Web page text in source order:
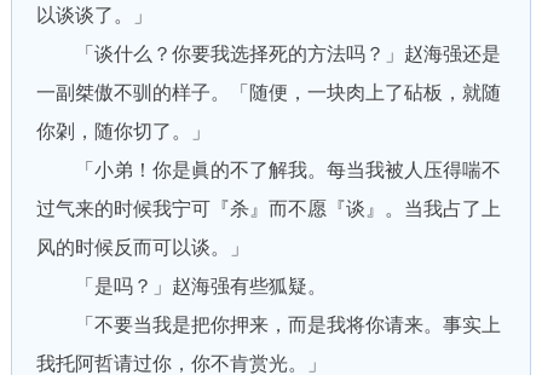
以谈谈了。」
「谈什么？你要我选择死的方法吗？」赵海强还是
一副桀傲不驯的样子。「随便，一块肉上了砧板，就随
你刴，随你切了。」
「小弟！你是眞的不了解我。每当我被人压得喘不
过气来的时候我宁可『杀』而不愿『谈』。当我占了上
风的时候反而可以谈。」
「是吗？」赵海强有些狐疑。
「不要当我是把你押来，而是我将你请来。事实上
我托阿哲请过你，你不肯赏光。」